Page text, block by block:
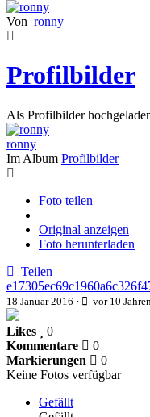
Von ronny
Profilbilder
Als Profilbilder
ronny
Im Album Profilbilder
Foto teilen
Original anzeigen
Foto herunterladen
Teilen
18 Januar 2016 · vor 10 Jahren
Likes
0
Kommentare
0
Markierungen
0
Keine Fotos verfügbar
Gefällt